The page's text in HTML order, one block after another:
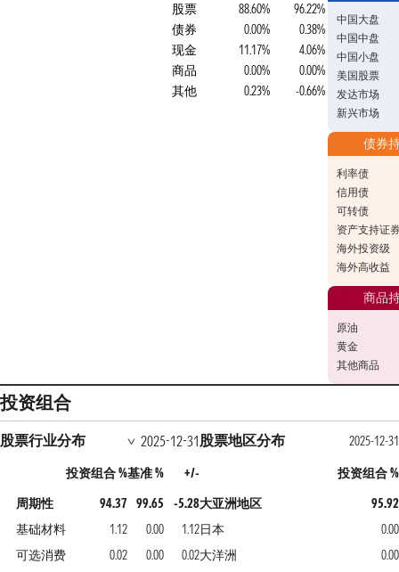
股票
88.60%
96.22%
债券
0.00%
0.38%
现金
11.17%
4.06%
商品
0.00%
0.00%
其他
0.23% -0.66%
中国大盘
中国中盘
中国小盘
美国股票
发达市场
新兴市场
债券
利率债
信用债
可转债
资产支持证
海外投资级
海外高收益
商品
原油
黄金
其他商品
投资组合
股票行业分布 2025-12-31
投资组合 %基准 %
+/-
周期性
94.37 99.65
-5.28
基础材料
1.12 0.00
1.12
可选消费
0.02 0.00
0.02
股票地区分布
2025-12-31
投资组合 %
大亚洲地区
95.92
日本
0.00
大洋洲
0.00